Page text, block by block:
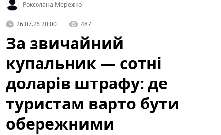
Роксолана Мережко
26.07.26 20:00 487
За звичайний
купальник — сотні
доларів штрафу: де
туристам варто бути
обережними